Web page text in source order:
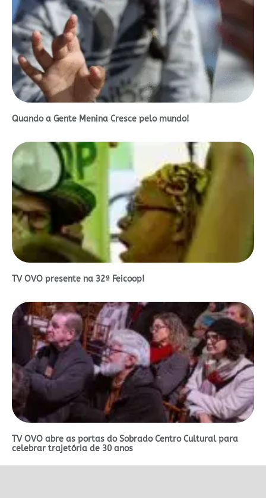
Quando a Gente Menina Cresce pelo mundo!
TV OVO presente na 32ª Feicoop!
TV OVO abre as portas do Sobrado Centro Cultural para
celebrar trajetória de 30 anos